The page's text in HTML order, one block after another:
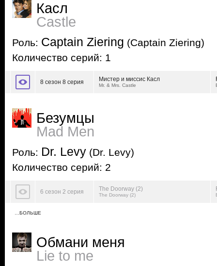
Касл
Castle
Роль: Captain Ziering (Captain Ziering)
Количество серий: 1
8 сезон 8 серия Мистер и миссис Касл
Mr. & Mrs. Castle
Безумцы
Mad Men
Роль: Dr. Levy (Dr. Levy)
Количество серий: 2
6 сезон 2 серия The Doorway (2)
The Doorway (2)
…БОЛЬШЕ
Обмани меня
Lie to me